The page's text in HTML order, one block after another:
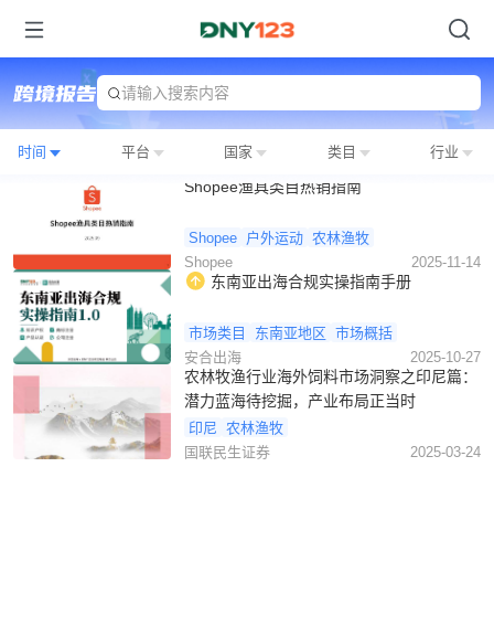
请输入搜索内容
时间 平台 国家 类目 行业
Shopee渔具类目热销指南
Shopee 户外运动 农林渔牧
Shopee
2025-11-14
东南亚出海合规实操指南手册
市场类目 东南亚地区 市场概括
安合出海
2025-10-27
农林牧渔行业海外饲料市场洞察之印尼篇：
潜力蓝海待挖掘，产业布局正当时
印尼 农林渔牧
国联民生证券
2025-03-24